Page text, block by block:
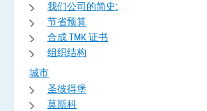
我们公司的简史:
节省预算
合成 TMK 证书
组织结构
城市
圣彼得堡
莫斯科